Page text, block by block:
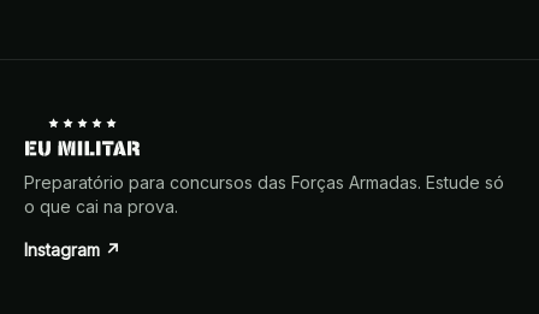
Preparatório para concursos das Forças Armadas. Estude só
o que cai na prova.
Instagram ↗